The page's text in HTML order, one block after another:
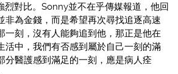
烈對比。Sonny並不在乎傳媒報道，他回
非為金錢，而是希望再次尋找追逐高速
一刻，沒有人能夠追到他，那正是他在
活中，我們有否感到屬於自己一刻的滿
分醫護感到滿足的一刻，應是病人痊